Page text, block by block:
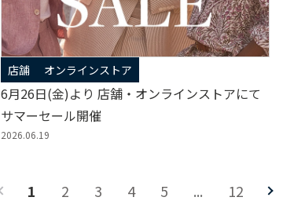
店舗 オンラインストア
6月26日(金)より 店舗・オンラインストアにて
サマーセール開催
2026.06.19
1 2 3 4 5 ... 12